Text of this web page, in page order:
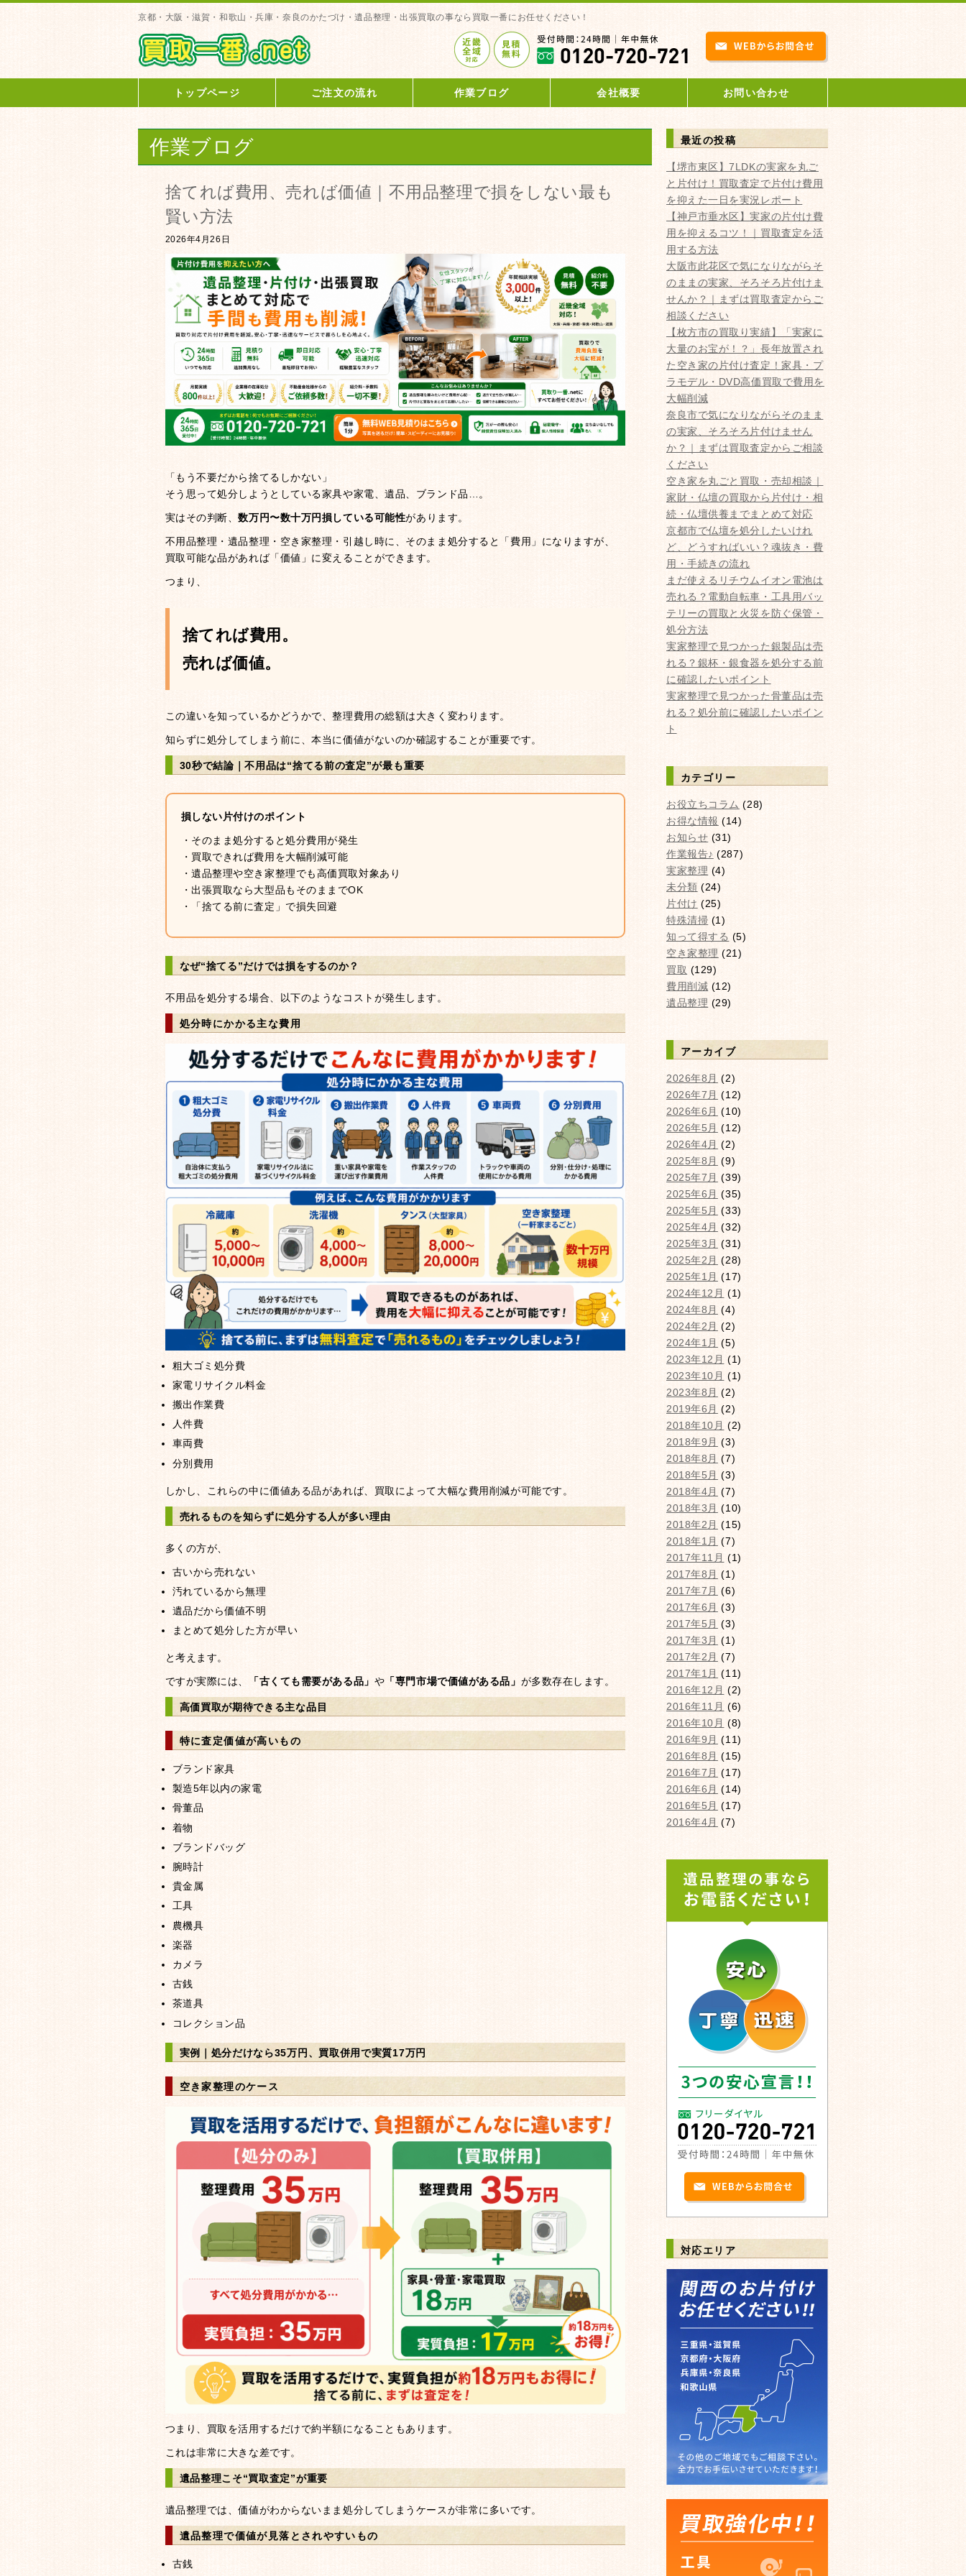
京都・大阪・滋賀・和歌山・兵庫・奈良のかたづけ・遺品整理・出張買取の事なら買取一番にお任せください！
トップページ ご注文の流れ 作業ブログ 会社概要 お問い合わせ
作業ブログ
捨てれば費用、売れば価値｜不用品整理で損をしない最も
賢い方法
2026年4月26日
「もう不要だから捨てるしかない」
そう思って処分しようとしている家具や家電、遺品、ブランド品…。
実はその判断、数万円〜数十万円損している可能性があります。
不用品整理・遺品整理・空き家整理・引越し時に、そのまま処分すると「費用」になりますが、
買取可能な品があれば「価値」に変えることができます。
つまり、
捨てれば費用。
売れば価値。
この違いを知っているかどうかで、整理費用の総額は大きく変わります。
知らずに処分してしまう前に、本当に価値がないのか確認することが重要です。
30秒で結論｜不用品は“捨てる前の査定”が最も重要
損しない片付けのポイント
・そのまま処分すると処分費用が発生
・買取できれば費用を大幅削減可能
・遺品整理や空き家整理でも高価買取対象あり
・出張買取なら大型品もそのままでOK
・「捨てる前に査定」で損失回避
なぜ“捨てる”だけでは損をするのか？
不用品を処分する場合、以下のようなコストが発生します。
処分時にかかる主な費用
粗大ゴミ処分費
家電リサイクル料金
搬出作業費
人件費
車両費
分別費用
しかし、これらの中に価値ある品があれば、買取によって大幅な費用削減が可能です。
売れるものを知らずに処分する人が多い理由
多くの方が、
古いから売れない
汚れているから無理
遺品だから価値不明
まとめて処分した方が早い
と考えます。
ですが実際には、 「古くても需要がある品」 や 「専門市場で価値がある品」 が多数存在します。
高価買取が期待できる主な品目
特に査定価値が高いもの
ブランド家具
製造5年以内の家電
骨董品
着物
ブランドバッグ
腕時計
貴金属
工具
農機具
楽器
カメラ
古銭
茶道具
コレクション品
実例｜処分だけなら35万円、買取併用で実質17万円
空き家整理のケース
つまり、買取を活用するだけで約半額になることもあります。
これは非常に大きな差です。
遺品整理こそ“買取査定”が重要
遺品整理では、価値がわからないまま処分してしまうケースが非常に多いです。
遺品整理で価値が見落とされやすいもの
古銭
最近の投稿
【堺市東区】7LDKの実家を丸ご
と片付け！買取査定で片付け費用
を抑えた一日を実況レポート
【神戸市垂水区】実家の片付け費
用を抑えるコツ！｜買取査定を活
用する方法
大阪市此花区で気になりながらそ
のままの実家、そろそろ片付けま
せんか？｜まずは買取査定からご
相談ください
【枚方市の買取り実績】「実家に
大量のお宝が！？」長年放置され
た空き家の片付け査定！家具・プ
ラモデル・DVD高価買取で費用を
大幅削減
奈良市で気になりながらそのまま
の実家、そろそろ片付けません
か？｜まずは買取査定からご相談
ください
空き家を丸ごと買取・売却相談｜
家財・仏壇の買取から片付け・相
続・仏壇供養までまとめて対応
京都市で仏壇を処分したいけれ
ど、どうすればいい？魂抜き・費
用・手続きの流れ
まだ使えるリチウムイオン電池は
売れる？電動自転車・工具用バッ
テリーの買取と火災を防ぐ保管・
処分方法
実家整理で見つかった銀製品は売
れる？銀杯・銀食器を処分する前
に確認したいポイント
実家整理で見つかった骨董品は売
れる？処分前に確認したいポイン
ト
カテゴリー
お役立ちコラム (28)
お得な情報 (14)
お知らせ (31)
作業報告♪ (287)
実家整理 (4)
未分類 (24)
片付け (25)
特殊清掃 (1)
知って得する (5)
空き家整理 (21)
買取 (129)
費用削減 (12)
遺品整理 (29)
アーカイブ
2026年8月 (2)
2026年7月 (12)
2026年6月 (10)
2026年5月 (12)
2026年4月 (2)
2025年8月 (9)
2025年7月 (39)
2025年6月 (35)
2025年5月 (33)
2025年4月 (32)
2025年3月 (31)
2025年2月 (28)
2025年1月 (17)
2024年12月 (1)
2024年8月 (4)
2024年2月 (2)
2024年1月 (5)
2023年12月 (1)
2023年10月 (1)
2023年8月 (2)
2019年6月 (2)
2018年10月 (2)
2018年9月 (3)
2018年8月 (7)
2018年5月 (3)
2018年4月 (7)
2018年3月 (10)
2018年2月 (15)
2018年1月 (7)
2017年11月 (1)
2017年8月 (1)
2017年7月 (6)
2017年6月 (3)
2017年5月 (3)
2017年3月 (1)
2017年2月 (7)
2017年1月 (11)
2016年12月 (2)
2016年11月 (6)
2016年10月 (8)
2016年9月 (11)
2016年8月 (15)
2016年7月 (17)
2016年6月 (14)
2016年5月 (17)
2016年4月 (7)
対応エリア